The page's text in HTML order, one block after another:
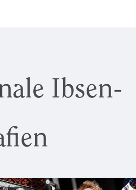
Ibsen-